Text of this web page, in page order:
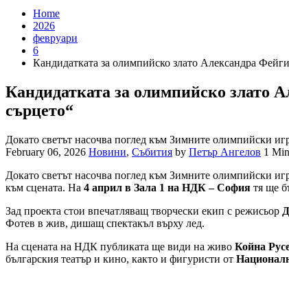
Home
2026
февруари
6
Кандидатката за олимпийско злато Александра
Кандидатката за олимпийско злато
сърцето“
Докато светът насочва поглед към Зимните олимпийски
February 06, 2026 Новини, Събития by Петър Ангелов 1
Докато светът насочва поглед към Зимните олимпийски
към сцената. На 4 април в Зала 1 на НДК – София тя ще
Зад проекта стои впечатляващ творчески екип с режисьор
Фотев в жив, дишащ спектакъл върху лед.
На сцената на НДК публиката ще види на живо Койна
българския театър и кино, както и фигуристи от